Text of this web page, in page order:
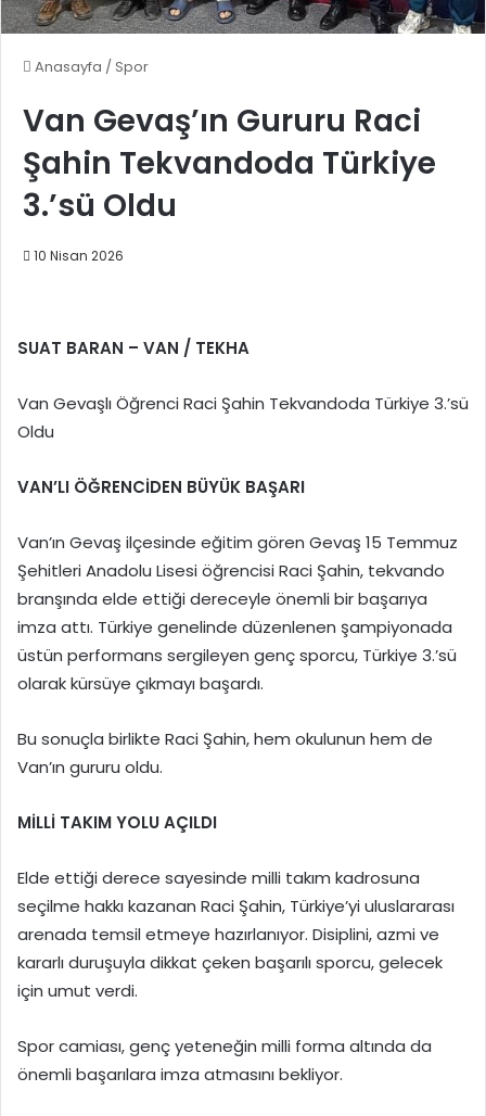
Anasayfa /Spor
Van Gevaş’ın Gururu Raci
Şahin Tekvandoda Türkiye
3.’sü Oldu
10 Nisan 2026
SUAT BARAN – VAN / TEKHA
Van Gevaşlı Öğrenci Raci Şahin Tekvandoda Türkiye 3.’sü
Oldu
VAN’LI ÖĞRENCİDEN BÜYÜK BAŞARI
Van’ın Gevaş ilçesinde eğitim gören Gevaş 15 Temmuz
Şehitleri Anadolu Lisesi öğrencisi Raci Şahin, tekvando
branşında elde ettiği dereceyle önemli bir başarıya
imza attı. Türkiye genelinde düzenlenen şampiyonada
üstün performans sergileyen genç sporcu, Türkiye 3.’sü
olarak kürsüye çıkmayı başardı.
Bu sonuçla birlikte Raci Şahin, hem okulunun hem de
Van’ın gururu oldu.
MİLLİ TAKIM YOLU AÇILDI
Elde ettiği derece sayesinde milli takım kadrosuna
seçilme hakkı kazanan Raci Şahin, Türkiye’yi uluslararası
arenada temsil etmeye hazırlanıyor. Disiplini, azmi ve
kararlı duruşuyla dikkat çeken başarılı sporcu, gelecek
için umut verdi.
Spor camiası, genç yeteneğin milli forma altında da
önemli başarılara imza atmasını bekliyor.